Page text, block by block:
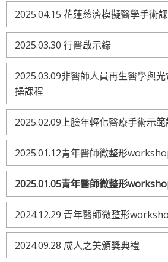
2025.04.15 花蓮慈濟模擬醫學手術
2025.03.30 行醫啟示錄
2025.03.09非醫師人員再生醫學與
操課程
2025.02.09上臉年輕化醫療手術示範
2025.01.12青年醫師微整形
2025.01.05青年醫師微整形
2024.12.29 青年醫師微整形
2024.09.28 成人之美頒獎典禮